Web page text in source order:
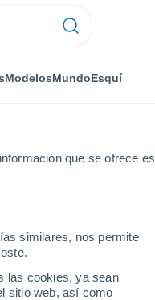
que se ofrece es
similares, nos permite
las cookies, ya sean
sitio web, así como
ModelosMundoEsquí